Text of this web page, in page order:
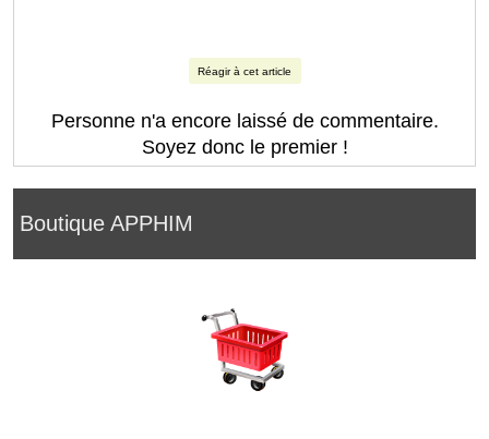
Boutique APPHIM
Réagir à cet article
Personne n'a encore laissé de commentaire.
Soyez donc le premier !